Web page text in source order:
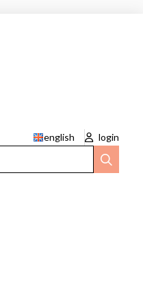
english
login